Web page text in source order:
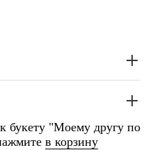
букету "Моему другу по
в корзину